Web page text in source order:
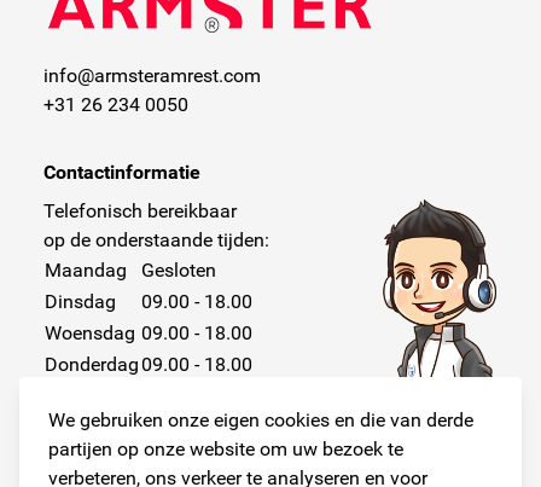
We gebruiken onze eigen cookies en die van derde
partijen op onze website om uw bezoek te
verbeteren, ons verkeer te analyseren en voor
info@armsteramrest.com
+31 26 234 0050
Contactinformatie
Telefonisch bereikbaar
op de onderstaande tijden:
Maandag
Gesloten
Dinsdag
09.00 - 18.00
Woensdag 09.00 - 18.00
Donderdag 09.00 - 18.00
Zaterdag
Gesloten
Zondag
Gesloten